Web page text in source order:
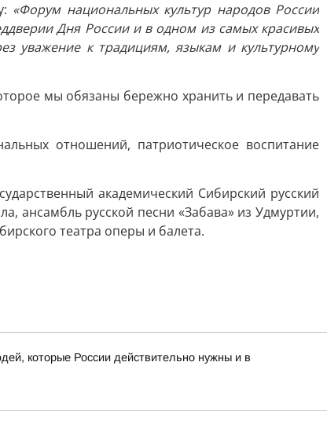
«Форум национальных культур народов России
Дня России и в одном из самых красивых
уважение к традициям, языкам и культурному
мы обязаны бережно хранить и передавать
отношений, патриотическое воспитание
академический Сибирский русский
ансамбль русской песни «Забава» из Удмуртии,
театра оперы и балета.
которые России действительно нужны и в